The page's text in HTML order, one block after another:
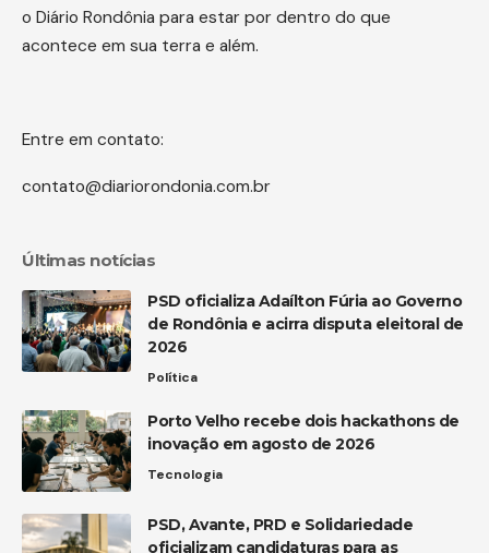
o Diário Rondônia para estar por dentro do que
acontece em sua terra e além.
Entre em contato:
contato@diariorondonia.com.br
Últimas notícias
PSD oficializa Adaílton Fúria ao Governo
de Rondônia e acirra disputa eleitoral de
2026
Política
Porto Velho recebe dois hackathons de
inovação em agosto de 2026
Tecnologia
PSD, Avante, PRD e Solidariedade
oficializam candidaturas para as